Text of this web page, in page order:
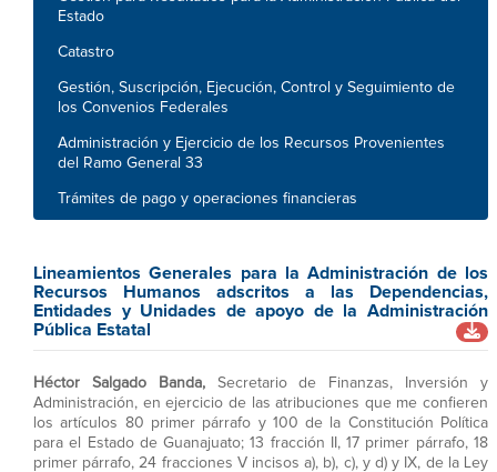
Estado
Catastro
Gestión, Suscripción, Ejecución, Control y Seguimiento de
los Convenios Federales
Administración y Ejercicio de los Recursos Provenientes
del Ramo General 33
Trámites de pago y operaciones financieras
Lineamientos Generales para la Administración de los
Recursos Humanos adscritos a las Dependencias,
Entidades y Unidades de apoyo de la Administración
Pública Estatal
Héctor Salgado Banda, Secretario de Finanzas, Inversión y
Administración, en ejercicio de las atribuciones que me confieren
los artículos 80 primer párrafo y 100 de la Constitución Política
para el Estado de Guanajuato; 13 fracción II, 17 primer párrafo, 18
primer párrafo, 24 fracciones V incisos a), b), c), y d) y IX, de la Ley